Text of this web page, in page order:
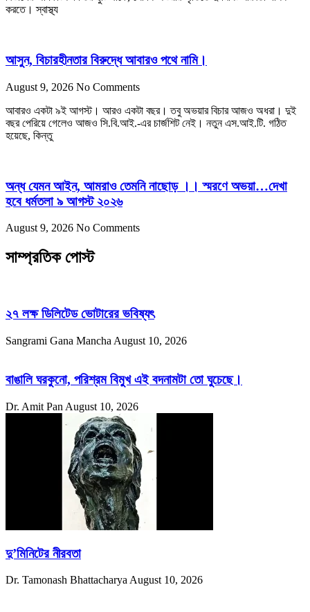
করতে। স্বাস্থ্য
আসুন, বিচারহীনতার বিরুদ্ধে আবারও পথে নামি।
August 9, 2026 No Comments
আবারও একটা ৯ই আগস্ট। আরও একটা বছর। তবু অভয়ার বিচার আজও অধরা। দুই
বছর পেরিয়ে গেলেও আজও সি.বি.আই.-এর চার্জশিট নেই। নতুন এস.আই.টি. গঠিত
হয়েছে, কিন্তু
অন্ধ যেমন আইন, আমরাও তেমনি নাছোড় ।। স্মরণে অভয়া…দেখা
হবে ধর্মতলা ৯ আগস্ট ২০২৬
August 9, 2026 No Comments
সাম্প্রতিক পোস্ট
২৭ লক্ষ ডিলিটেড ভোটারের ভবিষ্যৎ
Sangrami Gana Mancha August 10, 2026
বাঙালি ঘরকুনো, পরিশ্রম বিমুখ এই বদনামটা তো ঘুচেছে।
Dr. Amit Pan August 10, 2026
দু’মিনিটের নীরবতা
Dr. Tamonash BhattacharyaAugust 10, 2026